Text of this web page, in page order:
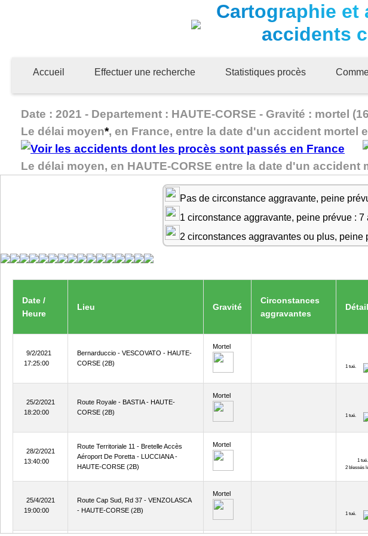
Cartographie et
accidents
Accueil Effectuer une recherche Statistiques procès
Date : 2021 - Departement : HAUTE-CORSE - Gravité : mortel
Le délai moyen*, en France, entre la date d'un accident mortel
Le délai moyen, en HAUTE-CORSE entre la date d'un
Pas de circonstance aggravante, peine
1 circonstance aggravante, peine prévue :
2 circonstances aggravantes ou plus,
Date /
Heure
Lieu Gravité
Circonstances
aggravantes
9/2/2021
17:25:00
Bernarduccio - VESCOVATO - HAUTE-
CORSE (2B)
Mortel
1 tué.
25/2/2021
18:20:00
Route Royale - BASTIA - HAUTE-
CORSE (2B)
Mortel
1 tué.
28/2/2021
13:40:00
Route Territoriale 11 - Bretelle Accès
Aéroport De Poretta - LUCCIANA -
HAUTE-CORSE (2B)
Mortel
1 tué.
2 blessés
25/4/2021
19:00:00
Route Cap Sud, Rd 37 - VENZOLASCA
- HAUTE-CORSE (2B)
Mortel
1 tué.